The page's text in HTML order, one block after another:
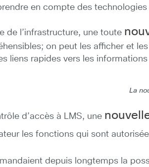
en compte des
de l’infrastructure, une toute
on peut les afficher et
liens rapides vers les
La
d’accès à LMS, une
les fonctions qui sont
depuis longtemps la